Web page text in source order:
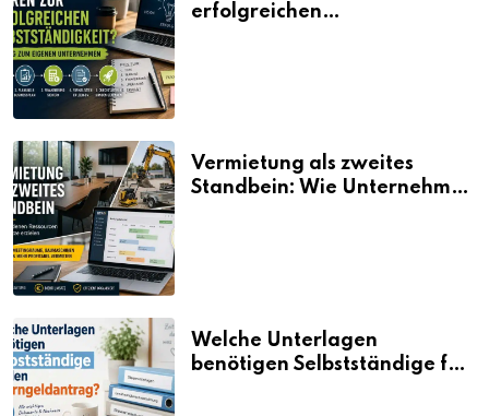
erfolgreichen
Vermietung als zweites
Standbein: Wie Unternehmen
Welche Unterlagen
benötigen Selbstständige für